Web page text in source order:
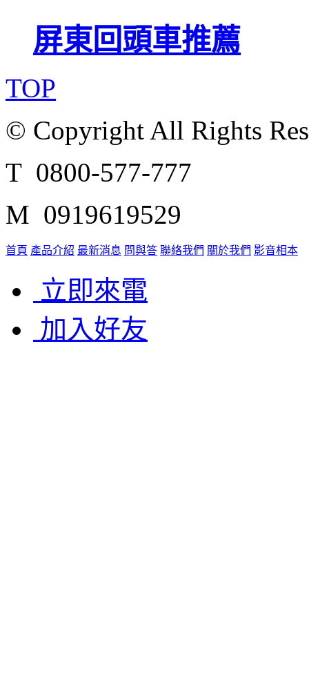
屏東回頭車推薦
TOP
© Copyright All Rights
T 0800-577-777
M 0919619529
首頁 產品介紹 最新消息 問與答 聯絡我們 關於我們 影音相本
立即來電
加入好友